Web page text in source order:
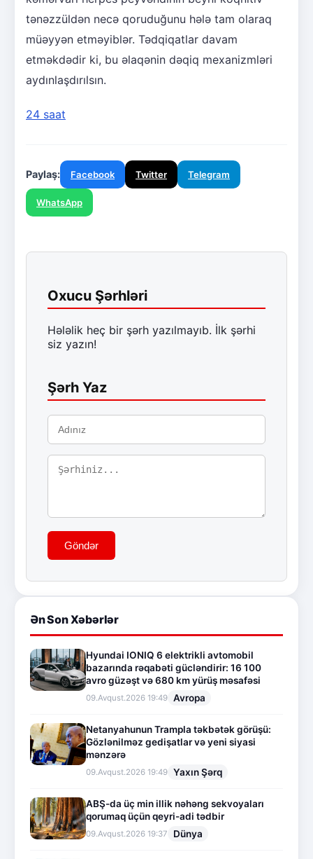
tənəzzüldən necə qoruduğunu hələ tam olaraq
müəyyən etməyiblər. Tədqiqatlar davam
etməkdədir ki, bu əlaqənin dəqiq mexanizmləri
aydınlaşdırılsın.
24 saat
Paylaş: Facebook Twitter Telegram
WhatsApp
Oxucu Şərhləri
Hələlik heç bir şərh yazılmayıb. İlk şərhi
siz yazın!
Şərh Yaz
Göndər
Ən Son Xəbərlər
Hyundai IONIQ 6 elektrikli avtomobil
bazarında rəqabəti gücləndirir: 16 100
avro güzəşt və 680 km yürüş məsafəsi
09.Avqust.2026 19:49 Avropa
Netanyahunun Trampla təkbətək görüşü:
Gözlənilməz gedişatlar və yeni siyasi
mənzərə
09.Avqust.2026 19:49 Yaxın Şərq
ABŞ-da üç min illik nəhəng sekvoyaları
qorumaq üçün qeyri-adi tədbir
09.Avqust.2026 19:37 Dünya